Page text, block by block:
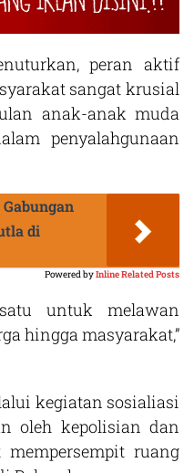
peran aktif
sangat krusial
anak-anak muda
penyalahgunaan
di
Powered byInline Related Posts
untuk melawan
hingga masyarakat,”
kegiatan sosialiasi
oleh kepolisian dan
ruang